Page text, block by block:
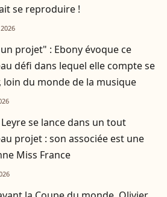
se reproduire !
projet" : Ebony évoque ce
défi dans lequel elle compte se
loin du monde de la musique
se lance dans un tout
projet : son associée est une
Miss France